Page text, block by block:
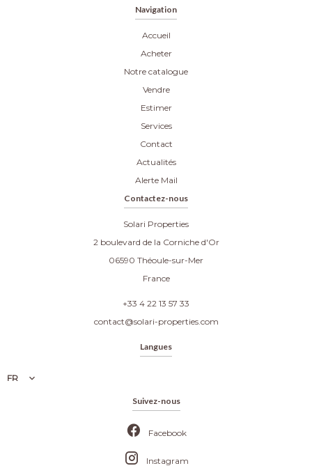
Navigation
Accueil
Acheter
Notre catalogue
Vendre
Estimer
Services
Contact
Actualités
Alerte Mail
Contactez-nous
Solari Properties
2 boulevard de la Corniche d'Or
06590 Théoule-sur-Mer
France
+33 4 22 13 57 33
contact@solari-properties.com
Langues
FR
Suivez-nous
Facebook
Instagram